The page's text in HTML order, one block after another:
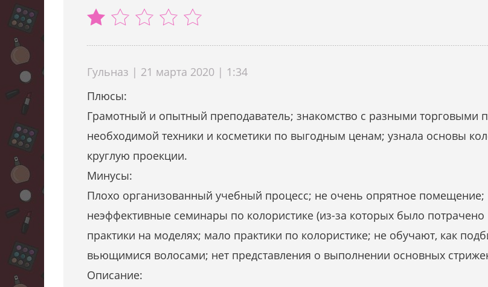
Гульназ | 21 марта 2020 | 1:34
Плюсы:
Грамотный и опытный преподаватель; знакомство с разными торговыми
необходимой техники и косметики по выгодным ценам; узнала основы
круглую проекции.
Минусы:
Плохо организованный учебный процесс; не очень опрятное помещение;
неэффективные семинары по колористике (из-за которых было
практики на моделях; мало практики по колористике; не обучают, как
вьющимися волосами; нет представления о выполнении основных
Описание: